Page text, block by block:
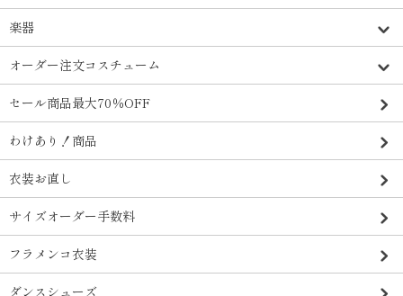
楽器
オーダー注文コスチューム
セール商品最大70％OFF
わけあり！商品
衣装お直し
サイズオーダー手数料
フラメンコ衣装
ダンスシューズ